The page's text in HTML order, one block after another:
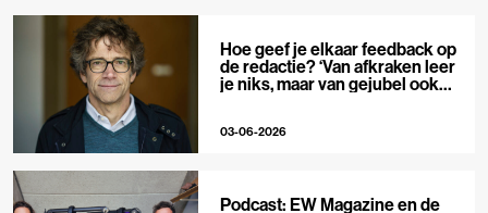
Hoe geef je elkaar feedback op
de redactie? ‘Van afkraken leer
je niks, maar van gejubel ook
03-06-2026
Podcast: EW Magazine en de